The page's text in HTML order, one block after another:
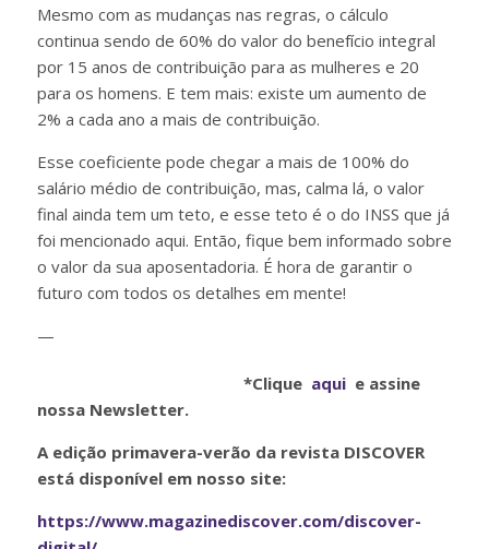
Mesmo com as mudanças nas regras, o cálculo
continua sendo de 60% do valor do benefício integral
por 15 anos de contribuição para as mulheres e 20
para os homens. E tem mais: existe um aumento de
2% a cada ano a mais de contribuição.
Esse coeficiente pode chegar a mais de 100% do
salário médio de contribuição, mas, calma lá, o valor
final ainda tem um teto, e esse teto é o do INSS que já
foi mencionado aqui. Então, fique bem informado sobre
o valor da sua aposentadoria. É hora de garantir o
futuro com todos os detalhes em mente!
—
*Clique aquie assine
nossa Newsletter.
A edição primavera-verão da revista DISCOVER
está disponível em nosso site:
https://www.magazinediscover.com/discover-